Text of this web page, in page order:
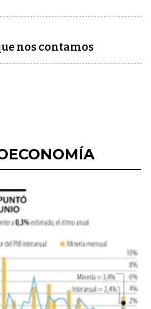
nos contamos